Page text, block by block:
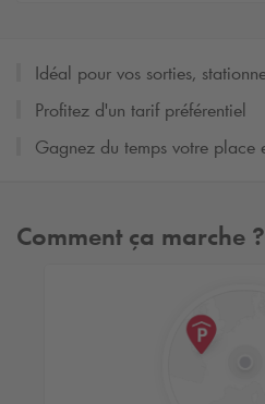
Idéal pour vos sorties,
Profitez d'un tarif préférentiel
Gagnez du temps votre place
Comment ça marche ?